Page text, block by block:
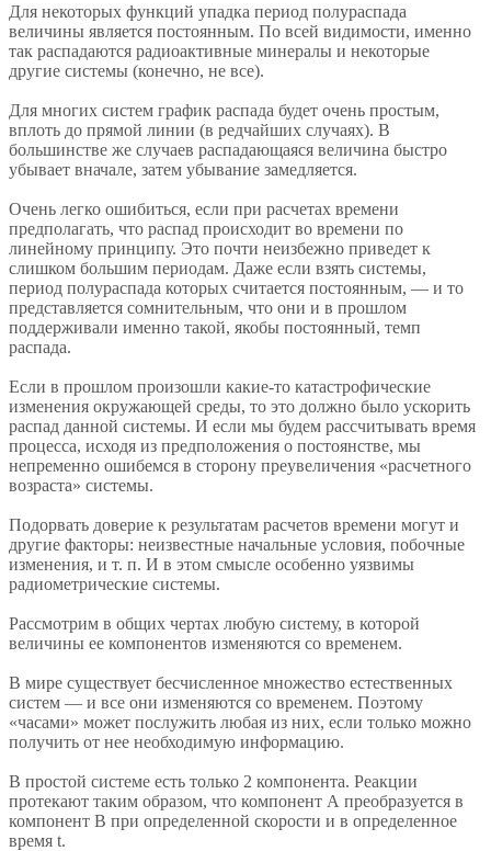
Для некоторых функций упадка период полураспада
величины является постоянным. По всей видимости, именно
так распадаются радиоактивные минералы и некоторые
другие системы (конечно, не все).
Для многих систем график распада будет очень простым,
вплоть до прямой линии (в редчайших случаях). В
большинстве же случаев распадающаяся величина быстро
убывает вначале, затем убывание замедляется.
Очень легко ошибиться, если при расчетах времени
предполагать, что распад происходит во времени по
линейному принципу. Это почти неизбежно приведет к
слишком большим периодам. Даже если взять системы,
период полураспада которых считается постоянным, — и то
представляется сомнительным, что они и в прошлом
поддерживали именно такой, якобы постоянный, темп
распада.
Если в прошлом произошли какие-то катастрофические
изменения окружающей среды, то это должно было ускорить
распад данной системы. И если мы будем рассчитывать время
процесса, исходя из предположения о постоянстве, мы
непременно ошибемся в сторону преувеличения «расчетного
возраста» системы.
Подорвать доверие к результатам расчетов времени могут и
другие факторы: неизвестные начальные условия, побочные
изменения, и т. п. И в этом смысле особенно уязвимы
радиометрические системы.
Рассмотрим в общих чертах любую систему, в которой
величины ее компонентов изменяются со временем.
В мире существует бесчисленное множество естественных
систем — и все они изменяются со временем. Поэтому
«часами» может послужить любая из них, если только можно
получить от нее необходимую информацию.
В простой системе есть только 2 компонента. Реакции
протекают таким образом, что компонент А преобразуется в
компонент В при определенной скорости и в определенное
время t.